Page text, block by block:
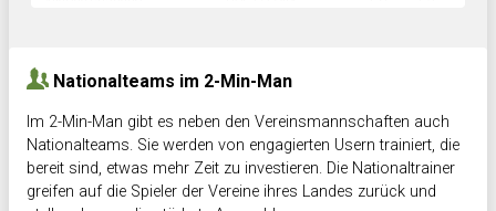
Nationalteams im 2-Min-Man
Im 2-Min-Man gibt es neben den Vereinsmannschaften auch
Nationalteams. Sie werden von engagierten Usern trainiert, die
bereit sind, etwas mehr Zeit zu investieren. Die Nationaltrainer
greifen auf die Spieler der Vereine ihres Landes zurück und